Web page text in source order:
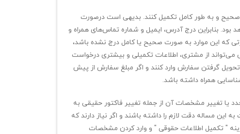
صحیح و به طور کامل تکمیل کنند. بدیهی است درصورت
بود. بنابراین درج آدرس، ایمیل و شماره تماس‌های همراه و
که این موارد به صورت صحیح یا کامل درج نشده باشد،
از مشتری، اطلاعات تکمیلی و بیشتری درخواست
گرفتن سفارش وارد کنند و اگر مبلغ سفارش از پیش
همراه داشته باشد.
یا تغییر مشخصات آن از جمله تغییر فاکتور حقیقی به
این مساله دقت لازم را داشته باشند و اگر نیاز دارند که
" تکمیل اطلاعات حقوقی " و وارد کردن مشخصات